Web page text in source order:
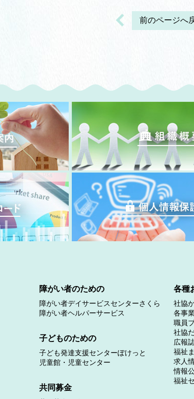
前のページへ
障がい者のための
障がい者デイサービスセンターさくら
障がい者ヘルパーサービス
子どものための
子ども発達支援センターぽけっと
児童館・児童センター
共同募金
各種
社協
各事
職員
社協
広報
福祉
求人
情報
福祉